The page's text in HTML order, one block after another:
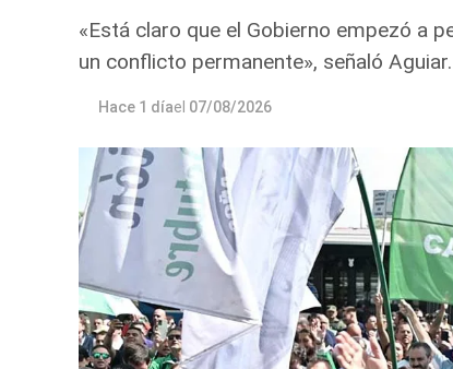
«Está claro que el Gobierno empezó a
un conflicto permanente», señaló Aguiar.
Hace 1 díael 07/08/2026